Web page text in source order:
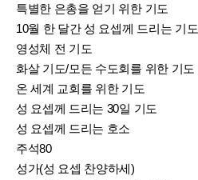
특별한 은총을 얻기 위한 기도
10월 한 달간 성 요셉께 드리는 기도
영성체 전 기도
화살 기도/모든 수도회를 위한 기도
온 세계 교회를 위한 기도
성 요셉께 드리는 30일 기도
성 요셉께 드리는 호소
주석80
성가(성 요셉 찬양하세)